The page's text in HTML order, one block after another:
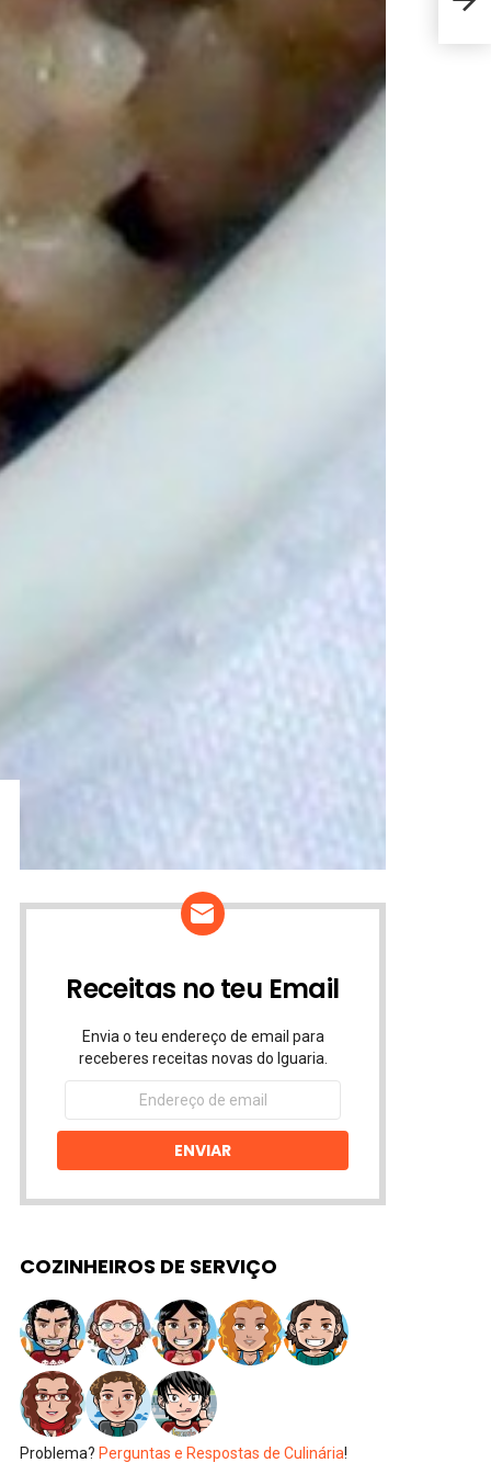
Receitas no teu Email
Envia o teu endereço de email para
receberes receitas novas do Iguaria.
Endereço
email
ENVIAR
COZINHEIROS DE SERVIÇO
Problema? Perguntas e Respostas de Culinária!